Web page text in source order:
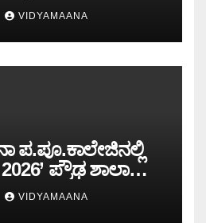
VIDYAMAANA
ಪ್ರೌಢ ಶಾಲಾ
ಚಟುವಟಿಕೆಗಳು
ವಿಷ್ಣುಪ್ರಸಾದ್
VIDYAMAANA